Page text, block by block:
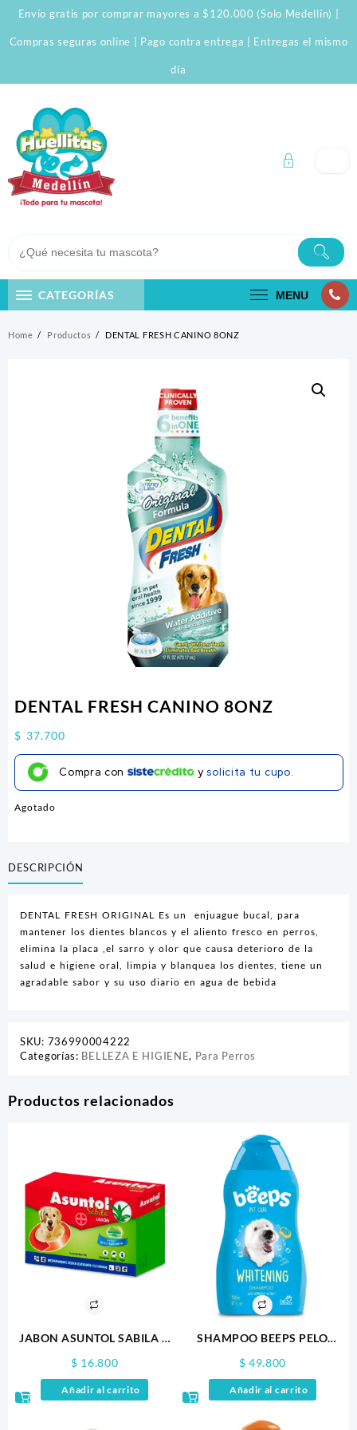
Skip
content
Envío gratis por comprar mayores a $120.000 (Solo Medellín) |
Compras seguras online | Pago contra entrega | Entregas el mismo
día
CATEGORÍAS MENU
Home Productos DENTAL FRESH CANINO 8ONZ
DENTAL FRESH CANINO 8ONZ
$ 37.700
Compra con y solicita tu cupo.
Agotado
DESCRIPCIÓN
DENTAL FRESH ORIGINAL Es un enjuague bucal, para
mantener los dientes blancos y el aliento fresco en perros,
elimina la placa ,el sarro y olor que causa deterioro de la
salud e higiene oral, limpia y blanquea los dientes, tiene un
agradable sabor y su uso diario en agua de bebida
SKU: 736990004222
Categorías: BELLEZA E HIGIENE, Para Perros
Productos relacionados
JABON ASUNTOL SABILA X
$ 16.800
Añadir al carrito
SHAMPOO BEEPS PELO
$ 49.800
Añadir al carrito